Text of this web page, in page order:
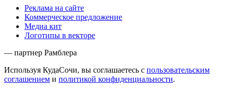
Реклама на сайте
Коммерческое предложение
Медиа кит
Логотипы в векторе
— партнер Рамблера
Используя КудаСочи, вы соглашаетесь с пользовательским
соглашением и политикой конфиденциальности.